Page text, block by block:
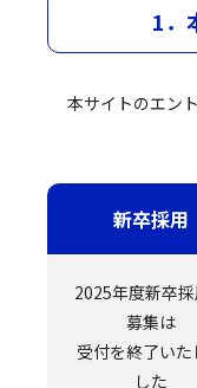
1．
本サイトのエン
新卒採用
2025年度新卒
募集は
受付を終了いた
した